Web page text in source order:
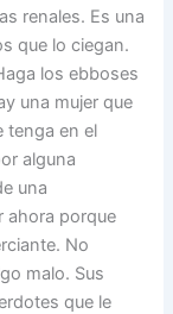
renales. Es una
que lo ciegan.
los ebboses
una mujer que
tenga en el
alguna
una
ahora porque
No
malo. Sus
que le